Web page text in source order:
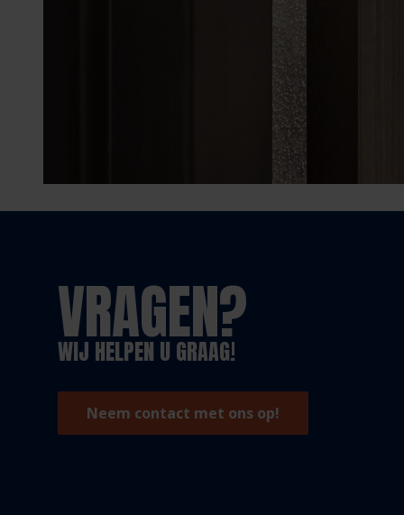
VRAGEN?
WIJ HELPEN U GRAAG!
Neem contact met ons op!